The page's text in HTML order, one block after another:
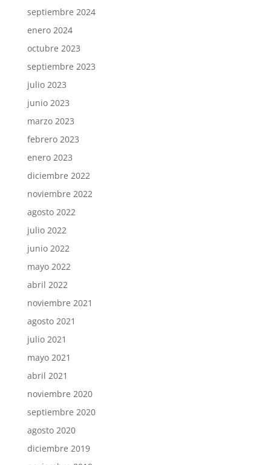
septiembre 2024
enero 2024
octubre 2023
septiembre 2023
julio 2023
junio 2023
marzo 2023
febrero 2023
enero 2023
diciembre 2022
noviembre 2022
agosto 2022
julio 2022
junio 2022
mayo 2022
abril 2022
noviembre 2021
agosto 2021
julio 2021
mayo 2021
abril 2021
noviembre 2020
septiembre 2020
agosto 2020
diciembre 2019